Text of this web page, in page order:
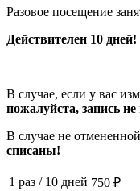
Разовое посещение
Действителен 10 дней!
В случае, если у вас
пожалуйста, запись не
В случае не
списаны!
1 раз / 10 дней 750 ₽